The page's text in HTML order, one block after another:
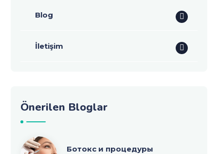
Blog
İletişim
Önerilen Bloglar
Ботокс и процедуры